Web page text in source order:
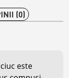
(0)
este